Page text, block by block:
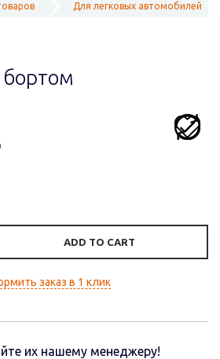
Для легковых автомобилей
бортом
ADD TO CART
заказ в 1 клик
их нашему менеджеру!